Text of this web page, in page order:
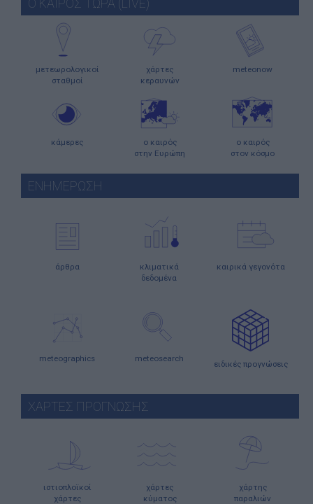
Ο ΚΑΙΡΟΣ ΤΩΡΑ (LIVE)
μετεωρολογικοί
σταθμοί
χάρτες
κεραυνών
meteonow
κάμερες
ο καιρός
στην Ευρώπη
ο καιρός
στον κόσμο
ΕΝΗΜΕΡΩΣΗ
άρθρα
κλιματικά
δεδομένα
καιρικά γεγονότα
meteographics meteosearch
ειδικές προγνώσεις
ΧΑΡΤΕΣ ΠΡΟΓΝΩΣΗΣ
ιστιοπλοϊκοί
χάρτες
χάρτες
κύματος
χάρτης
παραλιών